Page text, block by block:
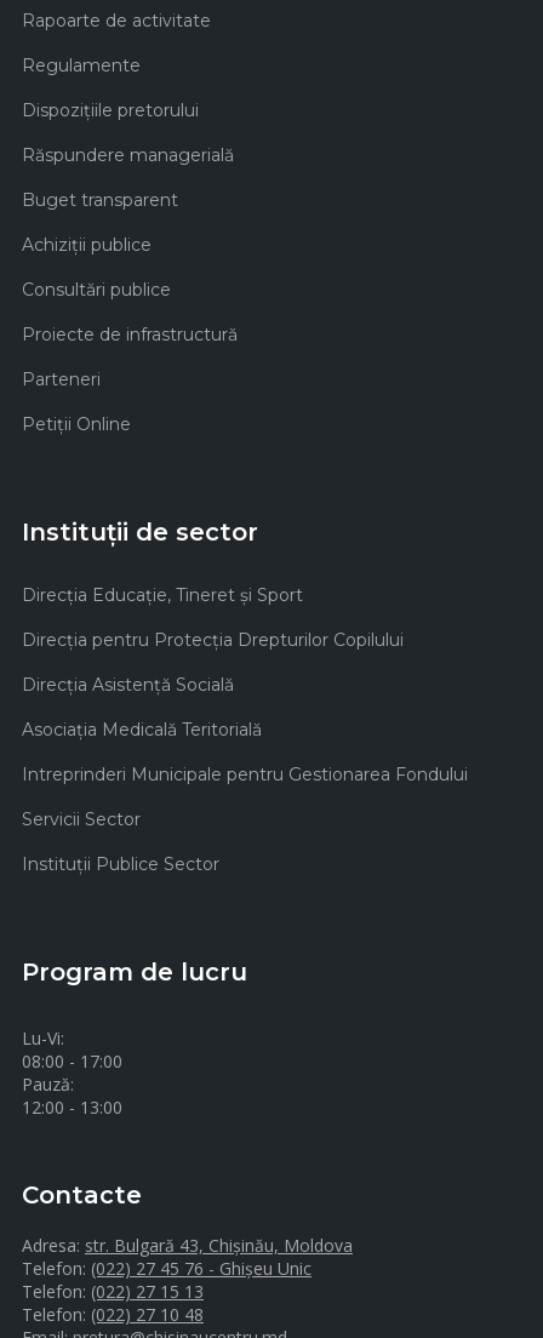
Rapoarte de activitate
Regulamente
Dispozițiile pretorului
Răspundere managerială
Buget transparent
Achiziţii publice
Consultări publice
Proiecte de infrastructură
Parteneri
Petiții Online
Instituții de sector
Direcţia Educaţie, Tineret şi Sport
Direcţia pentru Protecţia Drepturilor Copilului
Direcţia Asistenţă Socială
Asociaţia Medicală Teritorială
Intreprinderi Municipale pentru Gestionarea Fondului
Servicii Sector
Instituţii Publice Sector
Program de lucru
Lu-Vi:
08:00 - 17:00
Pauză:
12:00 - 13:00
Contacte
Adresa: str. Bulgară 43, Chișinău, Moldova
Telefon: (022) 27 45 76 - Ghișeu Unic
Telefon: (022) 27 15 13
Telefon: (022) 27 10 48